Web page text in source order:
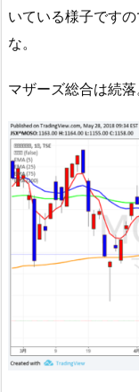
いている様子です
な。
マザーズ総合は続落